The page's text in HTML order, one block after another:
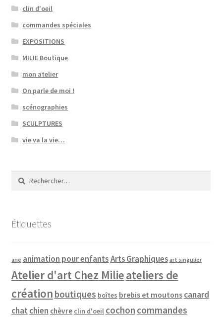
clin d'oeil
commandes spéciales
EXPOSITIONS
MILIE Boutique
mon atelier
On parle de moi !
scénographies
SCULPTURES
vie va la vie…
Rechercher :
Étiquettes
ane animation pour enfantsArts Graphiques art singulier
Atelier d'art Chez Milieateliers de
création boutiques boîtes brebis et moutons canard
chat chien chèvre clin d'oeil cochon commandes